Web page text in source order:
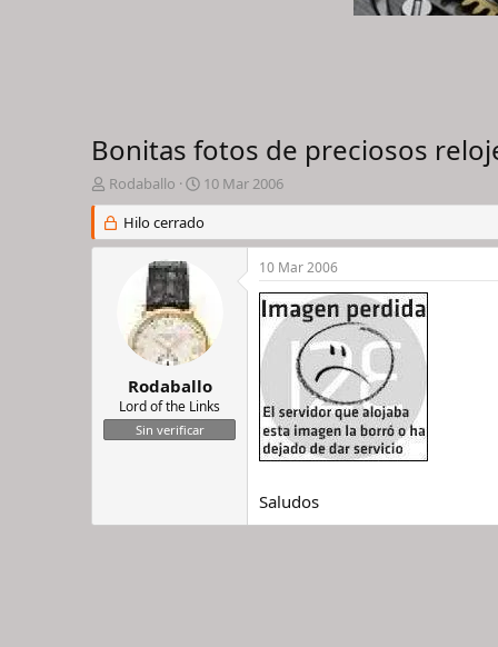
Bonitas fotos de preciosos
I
n
i
c
h
i
Rodaballo
F
e
c
h
i
n
c
i
o
10 Mar 2006
Hilo cerrado
Rodaballo
Lord of the Links
Sin verificar
10 Mar 2006
Saludos